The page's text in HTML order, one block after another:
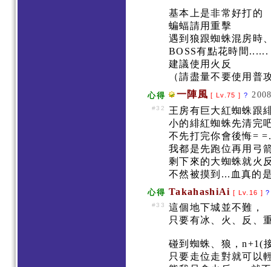
基本上是非常好打的
蝙蝠請用重擊
遇到狼跟蜘蛛混房時
BOSS有點花時間
建議使用火反
（請盡量不要使用普
心得 一陣風 [ Lv.75 ] ?
#32
王房有巨大紅蜘蛛跟
小的緋紅蜘蛛先清完
不先打完你會後悔=
我都是先跑位再用弓
剩下來的大蜘蛛就火
不然被摸到...血真的
心得 TakahashiAi [ Lv.16 ]?
#33
這個地下城並不難，
只要有冰、火、反、
碰到蜘蛛、狼，n+1(
只要走位走對就可以